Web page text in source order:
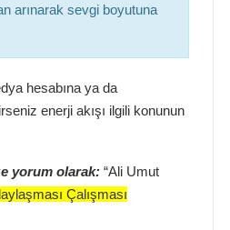
arınarak sevgi boyutuna
hesabına ya da
enerji akışı ilgili konunun
yorum olarak: “Ali Umut
Çalışması